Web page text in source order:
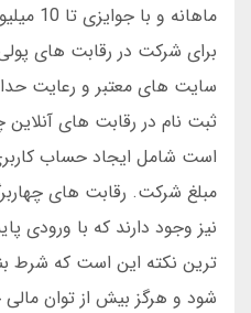
ماهانه
برای شرکت در رقابت های
ثبت نام در رقابت های
است شامل ایجاد حساب
مبلغ شرکت. رقابت های
نیز وجود دارند که با ورودی
ترین نکته این است که شرط
شود و هرگز بیش از توان